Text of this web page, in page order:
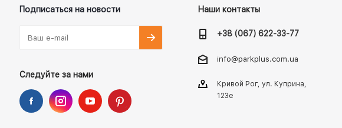
Подписаться на новости
Следуйте за нами
Наши контакты
+38 (067) 622-33-77
info@parkplus.com.ua
Кривой Рог, ул. Куприна,
123е